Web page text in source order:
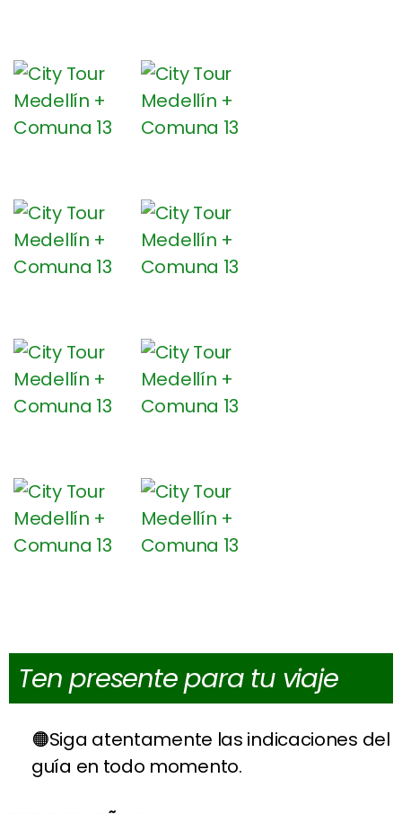
Ten presente para tu viaje
Siga atentamente las indicaciones del
guía en todo momento.